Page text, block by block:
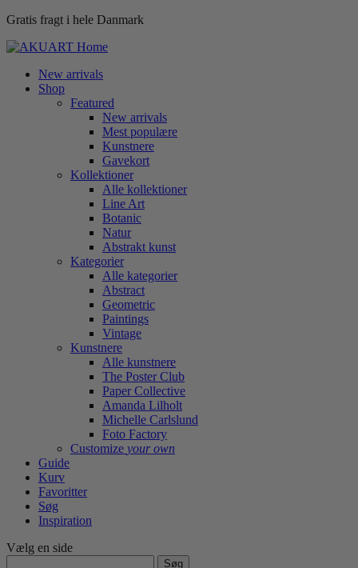
Gratis fragt i hele Danmark
New arrivals
Shop
Featured
New arrivals
Mest populære
Kunstnere
Gavekort
Kollektioner
Alle kollektioner
Line Art
Botanic
Natur
Abstrakt kunst
Kategorier
Alle kategorier
Abstract
Geometric
Paintings
Vintage
Kunstnere
Alle kunstnere
The Poster Club
Paper Collective
Amanda Lilholt
Michelle Carlslund
Foto Factory
Customize your own
Guide
Kurv
Favoritter
Søg
Inspiration
Vælg en side